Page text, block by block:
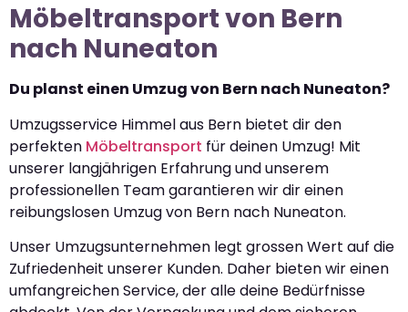
Möbeltransport von Bern
nach Nuneaton
Du planst einen Umzug von Bern nach Nuneaton?
Umzugsservice Himmel aus Bern bietet dir den
perfekten Möbeltransport für deinen Umzug! Mit
unserer langjährigen Erfahrung und unserem
professionellen Team garantieren wir dir einen
reibungslosen Umzug von Bern nach Nuneaton.
Unser Umzugsunternehmen legt grossen Wert auf die
Zufriedenheit unserer Kunden. Daher bieten wir einen
umfangreichen Service, der alle deine Bedürfnisse